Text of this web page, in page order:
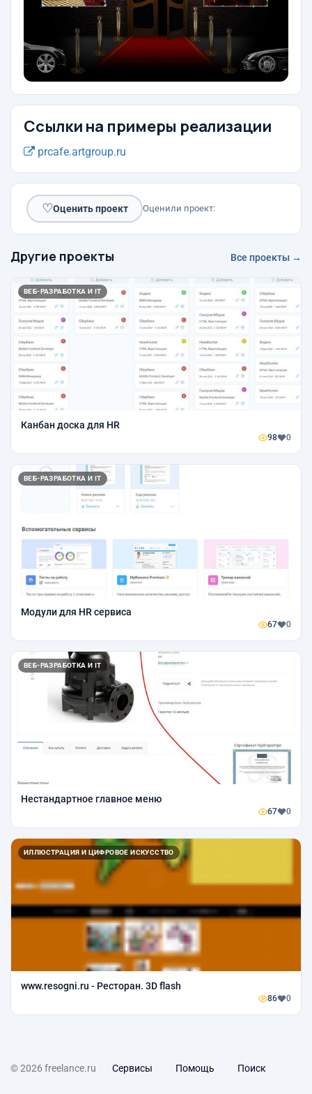
Ссылки на примеры реализации
prcafe.artgroup.ru
♡Оценить проект Оценили проект:
Другие проекты Все проекты →
ВЕБ-РАЗРАБОТКА И IT
Канбан доска для HR
98 0
ВЕБ-РАЗРАБОТКА И IT
Модули для HR сервиса
67 0
ВЕБ-РАЗРАБОТКА И IT
Нестандартное главное меню
67 0
ИЛЛЮСТРАЦИЯ И ЦИФРОВОЕ ИСКУССТВО
www.resogni.ru - Ресторан. 3D flash
86 0
© 2026 freelance.ru Сервисы Помощь Поиск